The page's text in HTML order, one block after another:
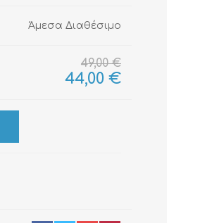
Άμεσα Διαθέσιμο
49,00 €
44,00 €